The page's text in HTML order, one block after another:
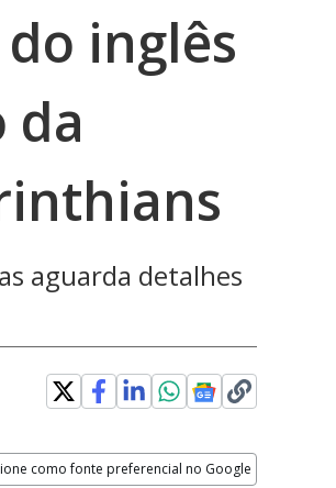
inglês
da
aguarda detalhes
como fonte preferencial no Google